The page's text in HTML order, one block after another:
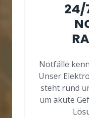
24/
Notfälle
Unser
steht rund
um akute